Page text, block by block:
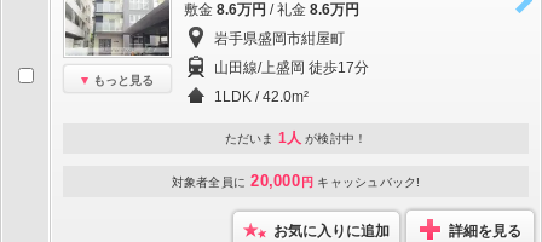
もっと見る
敷金 8.6万円 / 礼金 8.6万円
岩手県盛岡市紺屋町
山田線/上盛岡 徒歩17分
1LDK / 42.0m²
ただいま 1人 が検討中！
対象者全員に 20,000 円 キャッシュバック!
お気に入りに追加 詳細を見る